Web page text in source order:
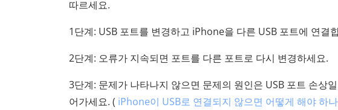
따르세요.
1단계: USB 포트를 변경하고 iPhone을 다른 USB 포트에 연결
2단계: 오류가 지속되면 포트를 다른 포트로 다시 변경하세요.
3단계: 문제가 나타나지 않으면 문제의 원인은 USB 포트 손상
어가세요. ( iPhone이 USB로 연결되지 않으면 어떻게 해야 하